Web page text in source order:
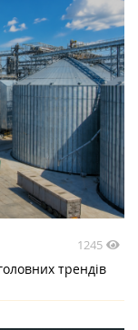
1245
трендів